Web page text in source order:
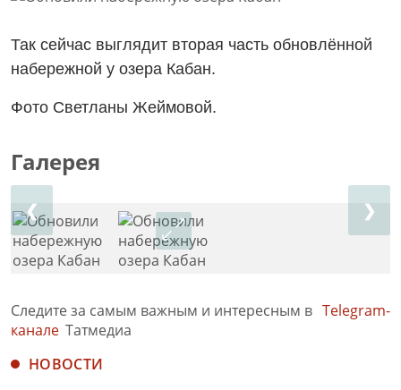
Так сейчас выглядит вторая часть обновлённой
набережной у озера Кабан.
Фото Светланы Жеймовой.
Галерея
❮ ❯
Следите за самым важным и интересным в Telegram-
канале Татмедиа
НОВОСТИ